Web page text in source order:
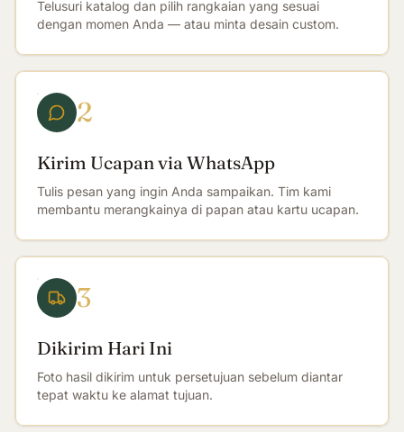
Telusuri katalog dan pilih rangkaian yang sesuai
dengan momen Anda — atau minta desain custom.
2
Kirim Ucapan via WhatsApp
Tulis pesan yang ingin Anda sampaikan. Tim kami
membantu merangkainya di papan atau kartu ucapan.
3
Dikirim Hari Ini
Foto hasil dikirim untuk persetujuan sebelum diantar
tepat waktu ke alamat tujuan.